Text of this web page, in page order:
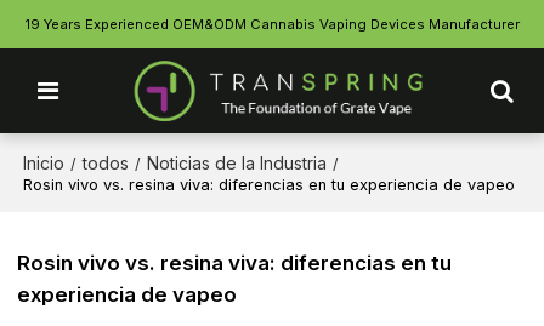
19 Years Experienced OEM&ODM Cannabis Vaping Devices Manufacturer
Inicio / todos / Noticias de la Industria /
Rosin vivo vs. resina viva: diferencias en tu experiencia de vapeo
Rosin vivo vs. resina viva: diferencias en tu
experiencia de vapeo